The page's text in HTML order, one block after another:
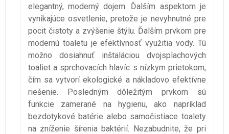
elegantný, moderný dojem. Ďalším aspektom je
vynikajúce osvetlenie, pretože je nevyhnutné pre
pocit čistoty a zvýšenie štýlu. Ďalším prvkom pre
modernú toaletu je efektívnosť využitia vody. Tú
možno dosiahnuť inštaláciou dvojsplachových
toaliet a sprchovacích hlavíc s nízkym prietokom,
čím sa vytvorí ekologické a nákladovo efektívne
riešenie. Posledným dôležitým prvkom sú
funkcie zamerané na hygienu, ako napríklad
bezdotykové batérie alebo samočistiace toalety
na zníženie šírenia baktérií. Nezabudnite, že pri